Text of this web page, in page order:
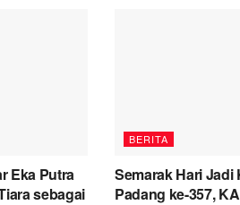
Eka Putra
sebagai
BERITA
Semarak Hari Jadi
Padang ke-357,